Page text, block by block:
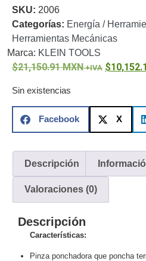
o
RefaccionesProbadores
de
VideoTransceptores
de Video
Conectores
Adaptador
a
y
VideoCable
ConectoresCables
CoaxialCategoría
5eFibra
ÓpticaPara
SKU: 2006
Categorías: Energía /
Herramientas Mecánicas
Marca: KLEIN TOOLS
21,150.91MXN
Sin existencias
Facebook X
Descripción
Valoraciones (0)
Descripción
Características:
Pinza ponchadora que poncha